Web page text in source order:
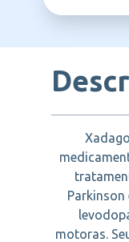
serotonina
Parkinson
motoras.